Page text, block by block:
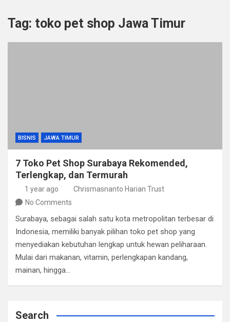
Tag: toko pet shop Jawa Timur
BISNIS JAWA TIMUR
7 Toko Pet Shop Surabaya Rekomended,
Terlengkap, dan Termurah
1 year ago
Chrismasnanto Harian Trust
No Comments
Surabaya, sebagai salah satu kota metropolitan terbesar di
Indonesia, memiliki banyak pilihan toko pet shop yang
menyediakan kebutuhan lengkap untuk hewan peliharaan.
Mulai dari makanan, vitamin, perlengkapan kandang,
mainan, hingga…
Search